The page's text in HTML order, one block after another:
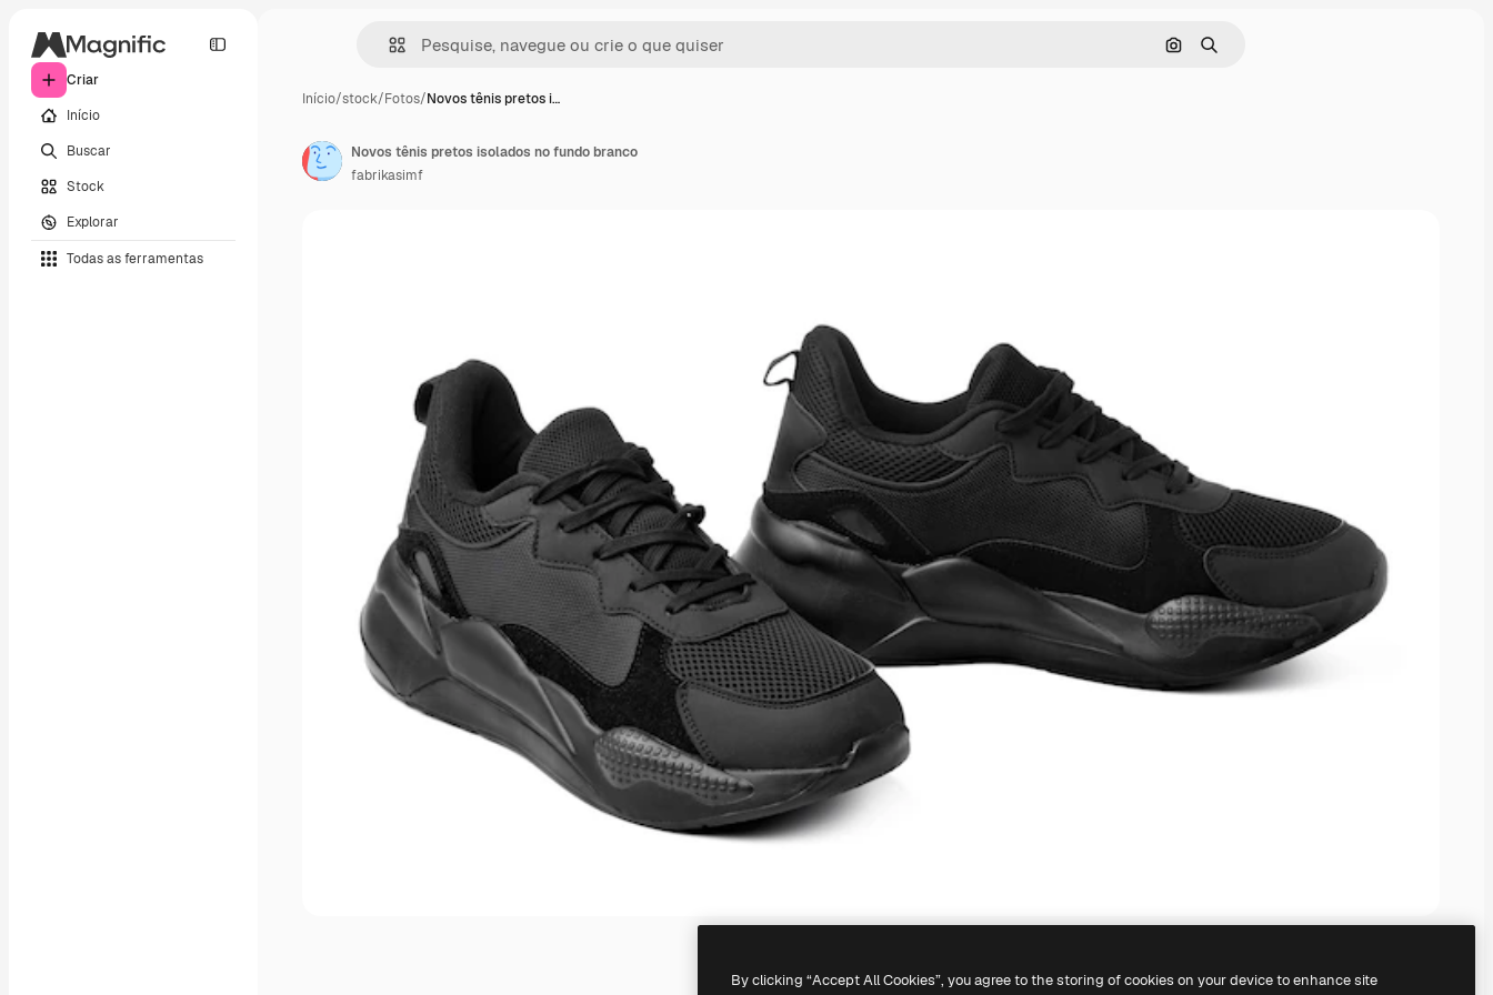
Criar
Início
Buscar
Stock
Explorar
Todas as ferramentas
Pesquisar por imagem
Buscar
Início/stock/Fotos/Novos tênis pretos i…
Novos tênis pretos isolados no fundo branco
fabrikasimf
By clicking “Accept All Cookies”, you agree to the storing of cookies on your device to enhance site